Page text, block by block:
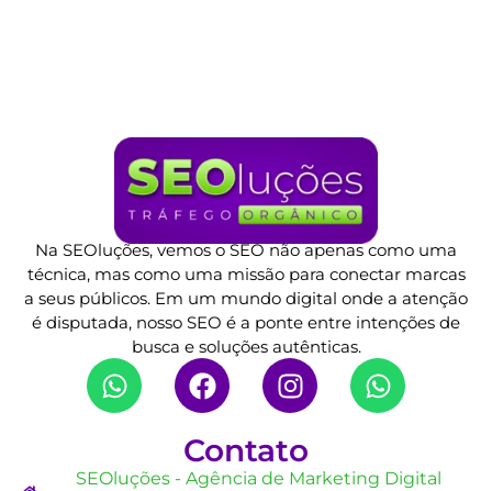
Na SEOluções, vemos o SEO não apenas como uma
técnica, mas como uma missão para conectar marcas
a seus públicos. Em um mundo digital onde a atenção
é disputada, nosso SEO é a ponte entre intenções de
busca e soluções autênticas.
Contato
SEOluções - Agência de Marketing Digital